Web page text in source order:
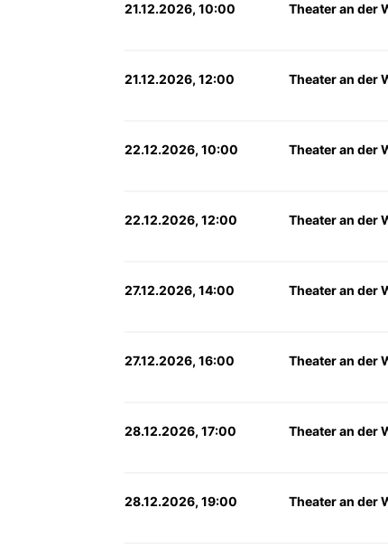
21.12.2026, 10:00 Theater an der
21.12.2026, 12:00 Theater an der
22.12.2026, 10:00 Theater an der
22.12.2026, 12:00 Theater an der
27.12.2026, 14:00 Theater an der
27.12.2026, 16:00 Theater an der
28.12.2026, 17:00 Theater an der
28.12.2026, 19:00 Theater an der